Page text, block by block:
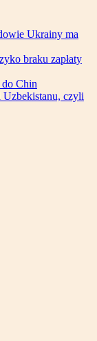
Ukrainy ma
braku zapłaty
do Chin
czyli